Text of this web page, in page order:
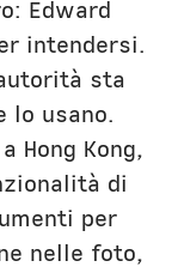
Edward
intendersi.
sta
lo usano.
Hong Kong,
di
per
nelle foto,